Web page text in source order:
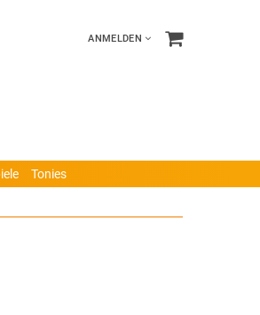
ANMELDEN
Tonies